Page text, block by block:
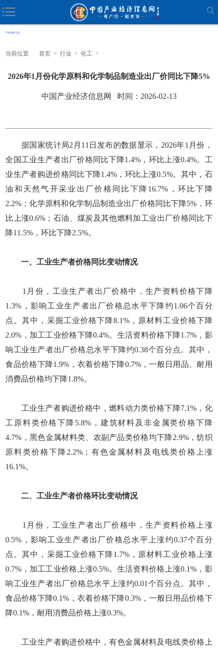
当前位置 首页 > 行业 > 化工 >
2026年1月份化学原料和化学制品制造业出厂价同比下降5%
中国产业经济信息网 时间：2026-02-13
据国家统计局2月11日发布的数据显示，2026年1月份，
全国工业生产者出厂价格同比下降1.4%，环比上涨0.4%。工
业生产者购进价格同比下降1.4%，环比上涨0.5%。其中，石
油和天然气开采业出厂价格同比下降16.7%，环比下降
2.2%；化学原料和化学制品制造业出厂价格同比下降5%，环
比上涨0.6%；石油、煤炭及其他燃料加工业出厂价格同比下
降11.5%，环比下降2.5%。
一、工业生产者价格同比变动情况
1月份，工业生产者出厂价格中，生产资料价格下降
1.3%，影响工业生产者出厂价格总水平下降约1.06个百分
点。其中，采掘工业价格下降8.1%，原材料工业价格下降
2.0%，加工工业价格下降0.4%。生活资料价格下降1.7%，影
响工业生产者出厂价格总水平下降约0.38个百分点。其中，
食品价格下降1.9%，衣着价格下降0.7%，一般日用品、耐用
消费品价格均下降1.8%。
工业生产者购进价格中，燃料动力类价格下降7.1%，化
工原料类价格下降5.8%，建筑材料及非金属类价格下降
4.7%，黑色金属材料类、农副产品类价格均下降2.9%，纺织
原料类价格下降2.2%；有色金属材料及电线类价格上涨
16.1%。
二、工业生产者价格环比变动情况
1月份，工业生产者出厂价格中，生产资料价格上涨
0.5%，影响工业生产者出厂价格总水平上涨约0.37个百分
点。其中，采掘工业价格下降1.7%，原材料工业价格上涨
0.7%，加工工业价格上涨0.5%。生活资料价格上涨0.1%，影
响工业生产者出厂价格总水平上涨约0.01个百分点。其中，
食品价格下降0.1%，衣着价格下降0.3%，一般日用品价格下
降0.1%，耐用消费品价格上涨0.3%。
工业生产者购进价格中，有色金属材料及电线类价格上